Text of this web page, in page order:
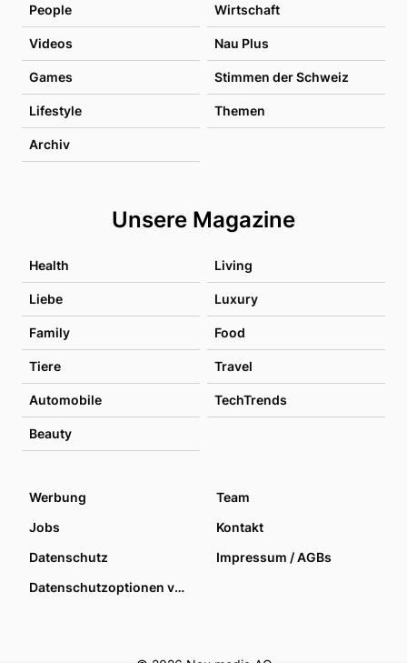
People Wirtschaft
Videos Nau Plus
Games Stimmen der Schweiz
Lifestyle Themen
Archiv
Unsere Magazine
Health Living
Liebe Luxury
Family Food
Tiere Travel
Automobile TechTrends
Beauty
Werbung
Team
Jobs
Kontakt
Datenschutz
Impressum / AGBs
Datenschutzoptionen verwalten